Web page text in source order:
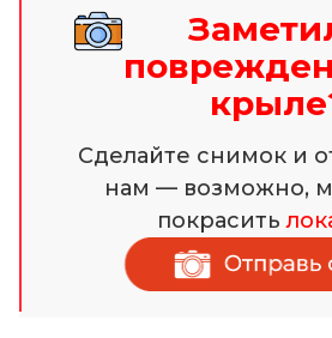
Сделайте снимок и
нам — возможно,
покрасить